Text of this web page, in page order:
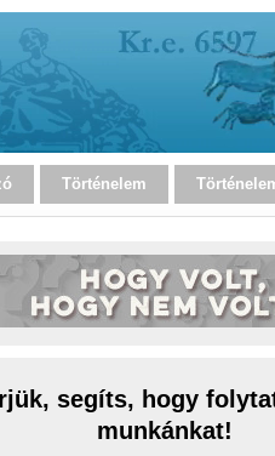
Történelem
segíts, hogy
munkánkat!